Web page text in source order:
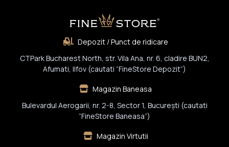
Depozit / Punct de ridicare
CTPark Bucharest North, str. Vila Ana, nr. 6, cladire BUN2,
Afumati, Ilfov (cautati “FineStore Depozit”)
Magazin Baneasa
Bulevardul Aerogarii, nr. 2-8, Sector 1, Bucureşti (cautati
“FineStore Baneasa”)
Magazin Virtutii